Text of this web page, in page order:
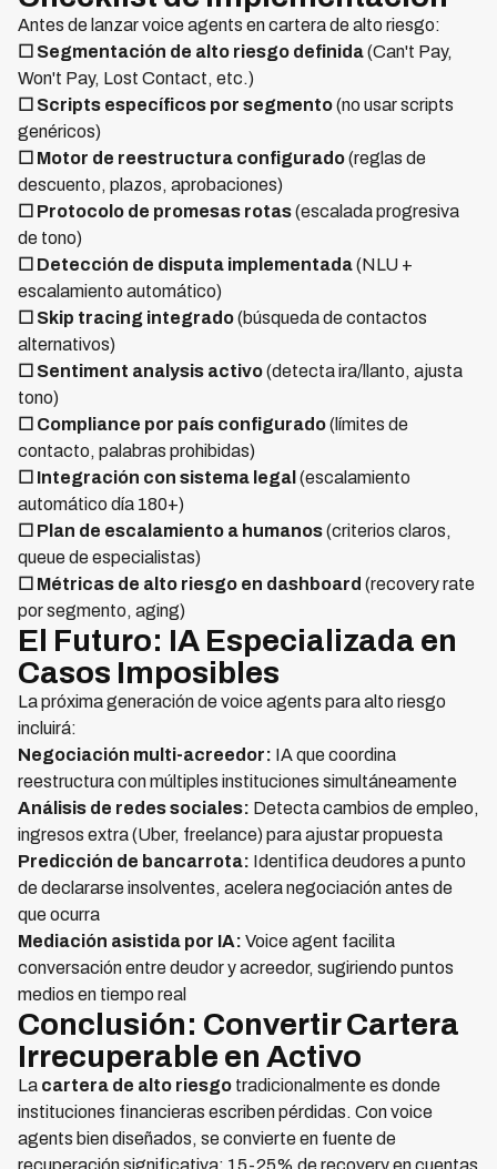
Antes de lanzar voice agents en cartera de alto riesgo:
☐ Segmentación de alto riesgo definida(Can't Pay,
Won't Pay, Lost Contact, etc.)
☐ Scripts específicos por segmento(no usar scripts
genéricos)
☐ Motor de reestructura configurado(reglas de
descuento, plazos, aprobaciones)
☐ Protocolo de promesas rotas(escalada progresiva
de tono)
☐ Detección de disputa implementada(NLU +
escalamiento automático)
☐ Skip tracing integrado(búsqueda de contactos
alternativos)
☐ Sentiment analysis activo(detecta ira/llanto, ajusta
tono)
☐ Compliance por país configurado(límites de
contacto, palabras prohibidas)
☐ Integración con sistema legal (escalamiento
automático día 180+)
☐ Plan de escalamiento a humanos(criterios claros,
queue de especialistas)
☐ Métricas de alto riesgo en dashboard (recovery rate
por segmento, aging)
El Futuro: IA Especializada en
Casos Imposibles
La próxima generación de voice agents para alto riesgo
incluirá:
Negociación multi-acreedor: IA que coordina
reestructura con múltiples instituciones simultáneamente
Análisis de redes sociales: Detecta cambios de empleo,
ingresos extra (Uber, freelance) para ajustar propuesta
Predicción de bancarrota: Identifica deudores a punto
de declararse insolventes, acelera negociación antes de
que ocurra
Mediación asistida por IA: Voice agent facilita
conversación entre deudor y acreedor, sugiriendo puntos
medios en tiempo real
Conclusión: Convertir Cartera
Irrecuperable en Activo
La cartera de alto riesgo tradicionalmente es donde
instituciones financieras escriben pérdidas. Con voice
agents bien diseñados, se convierte en fuente de